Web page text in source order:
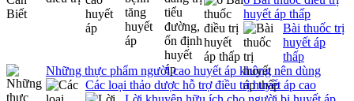
huyết áp thấp
Bài thuốc trị
huyết áp
thấp
Những thực phẩm người cao huyết áp không nên dùng
Các loại thảo dược hỗ trợ điều trị huyết áp cao